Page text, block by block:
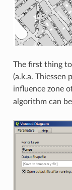
The first thing
(a.k.a. Thiessen
influence zone
algorithm can